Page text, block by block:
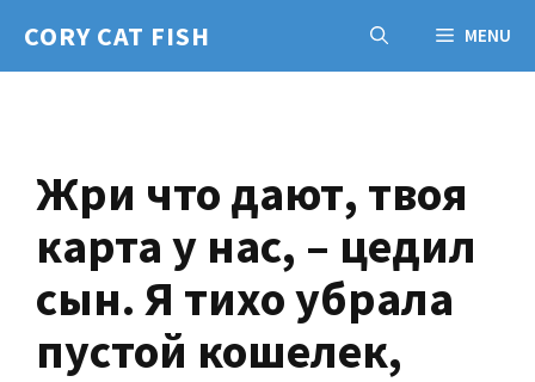
CORY CAT FISH MENU
Жри что дают, твоя
карта у нас, – цедил
сын. Я тихо убрала
пустой кошелек,